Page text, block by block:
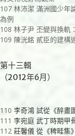
107 林沛潔 滿洲國少年
為例
108 林子尹 丕變與換軌
109 陳洸銘 貳臣的建構
第十三輯
（2012年6月）
110 李奇鴻 試從《醉畫
111 李宛庭 武丁時期甲
112 莊馨儀 從《稗畦集